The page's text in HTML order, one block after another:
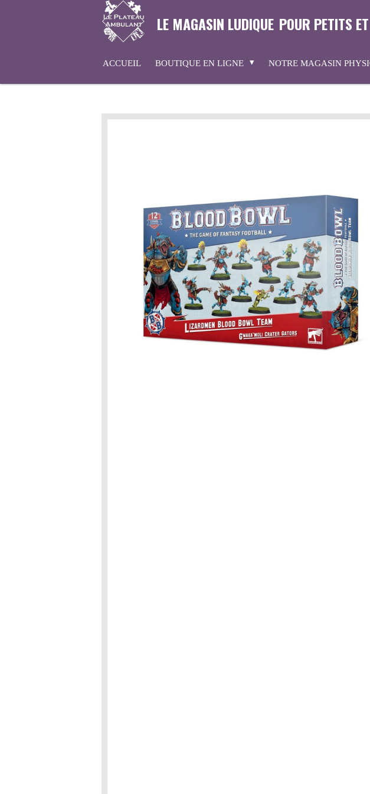
LE MAGASIN LUDIQUE POUR PETITS
ACCUEIL BOUTIQUE EN LIGNE NOTRE MAGASIN